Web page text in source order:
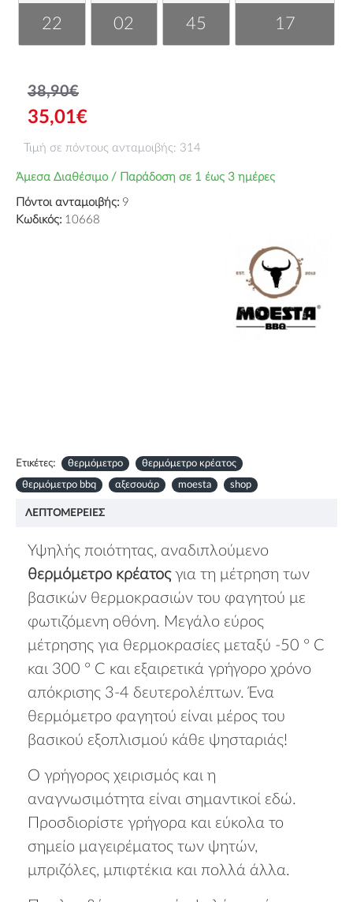
Άμεσα Διαθέσιμο / Παράδοση σε 1 έως 3 ημέρες
Πόντοι ανταμοιβής: 9
Κωδικός: 10668
35,01€
38,90€
Τιμή σε πόντους ανταμοιβής: 314
22 02 45 17
Ετικέτες: θερμόμετρο θερμόμετρο κρέατος
θερμόμετρο bbq αξεσουάρ moesta shop
ΛΕΠΤΟΜΈΡΕΙΕΣ
Υψηλής ποιότητας, αναδιπλούμενο
θερμόμετρο κρέατοςγια τη μέτρηση των
βασικών θερμοκρασιών του φαγητού με
φωτιζόμενη οθόνη. Μεγάλο εύρος
μέτρησης για θερμοκρασίες μεταξύ -50 ° C
και 300 ° C και εξαιρετικά γρήγορο χρόνο
απόκρισης 3-4 δευτερολέπτων. Ένα
θερμόμετρο φαγητού είναι μέρος του
βασικού εξοπλισμού κάθε ψησταριάς!
Ο γρήγορος χειρισμός και η
αναγνωσιμότητα είναι σημαντικοί εδώ.
Προσδιορίστε γρήγορα και εύκολα το
σημείο μαγειρέματος των ψητών,
μπριζόλες, μπιφτέκια και πολλά άλλα.